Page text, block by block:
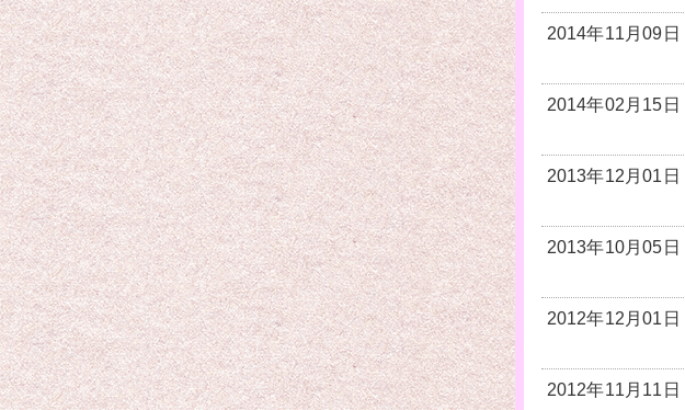
2014年11月09日
2014年02月15日
2013年12月01日
2013年10月05日
2012年12月01日
2012年11月11日